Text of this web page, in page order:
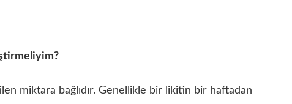
miktara bağlıdır. Genellikle bir likitin bir haftadan